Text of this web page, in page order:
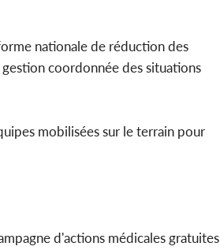
nationale de réduction des
coordonnée des situations
mobilisées sur le terrain pour
d'actions médicales gratuites